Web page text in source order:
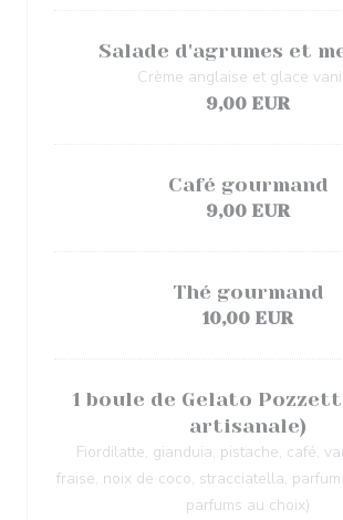
Salade d'agrumes et
Crème anglaise et glace
9,00 EUR
Café gourmand
9,00 EUR
Thé gourmand
10,00 EUR
1 boule de Gelato
artisanale)
Fiordilatte, gianduia, pistache, café,
fraise, noix de coco, stracciatella,
parfums au choix)